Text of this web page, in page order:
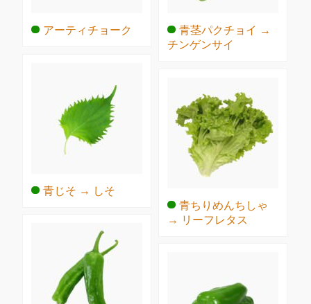
アーティチョーク
青茎パクチョイ →
チンゲンサイ
青じそ → しそ
青ちりめんちしゃ
→ リーフレタス